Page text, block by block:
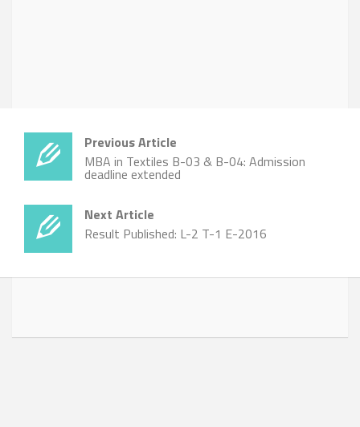
Previous Article
MBA in Textiles B-03 & B-04: Admission
deadline extended
Next Article
Result Published: L-2 T-1 E-2016